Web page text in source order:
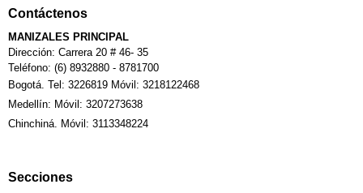
Contáctenos
MANIZALES PRINCIPAL
Dirección: Carrera 20 # 46- 35
Teléfono: (6) 8932880 - 8781700
Bogotá. Tel: 3226819 Móvil: 3218122468
Medellín: Móvil: 3207273638
Chinchiná. Móvil: 3113348224
Secciones